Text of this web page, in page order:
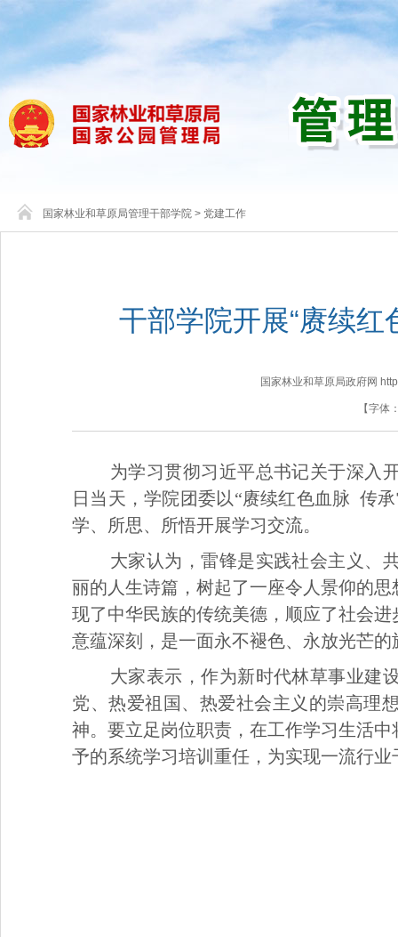
国家林业和草原局管理干部学院 > 党建工作
干部学院开展“赓续红
国家林业和草原局政府网
【字体
为学习贯彻习近平总书记关于深入
日当天，学院团委以“赓续红色血脉 传
学、所思、所悟开展学习交流。
大家认为，雷锋是实践社会主义、
丽的人生诗篇，树起了一座令人景仰的
现了中华民族的传统美德，顺应了社会
意蕴深刻，是一面永不褪色、永放光芒的
大家表示，作为新时代林草事业建
党、热爱祖国、热爱社会主义的崇高理
神。要立足岗位职责，在工作学习生活
予的系统学习培训重任，为实现一流行